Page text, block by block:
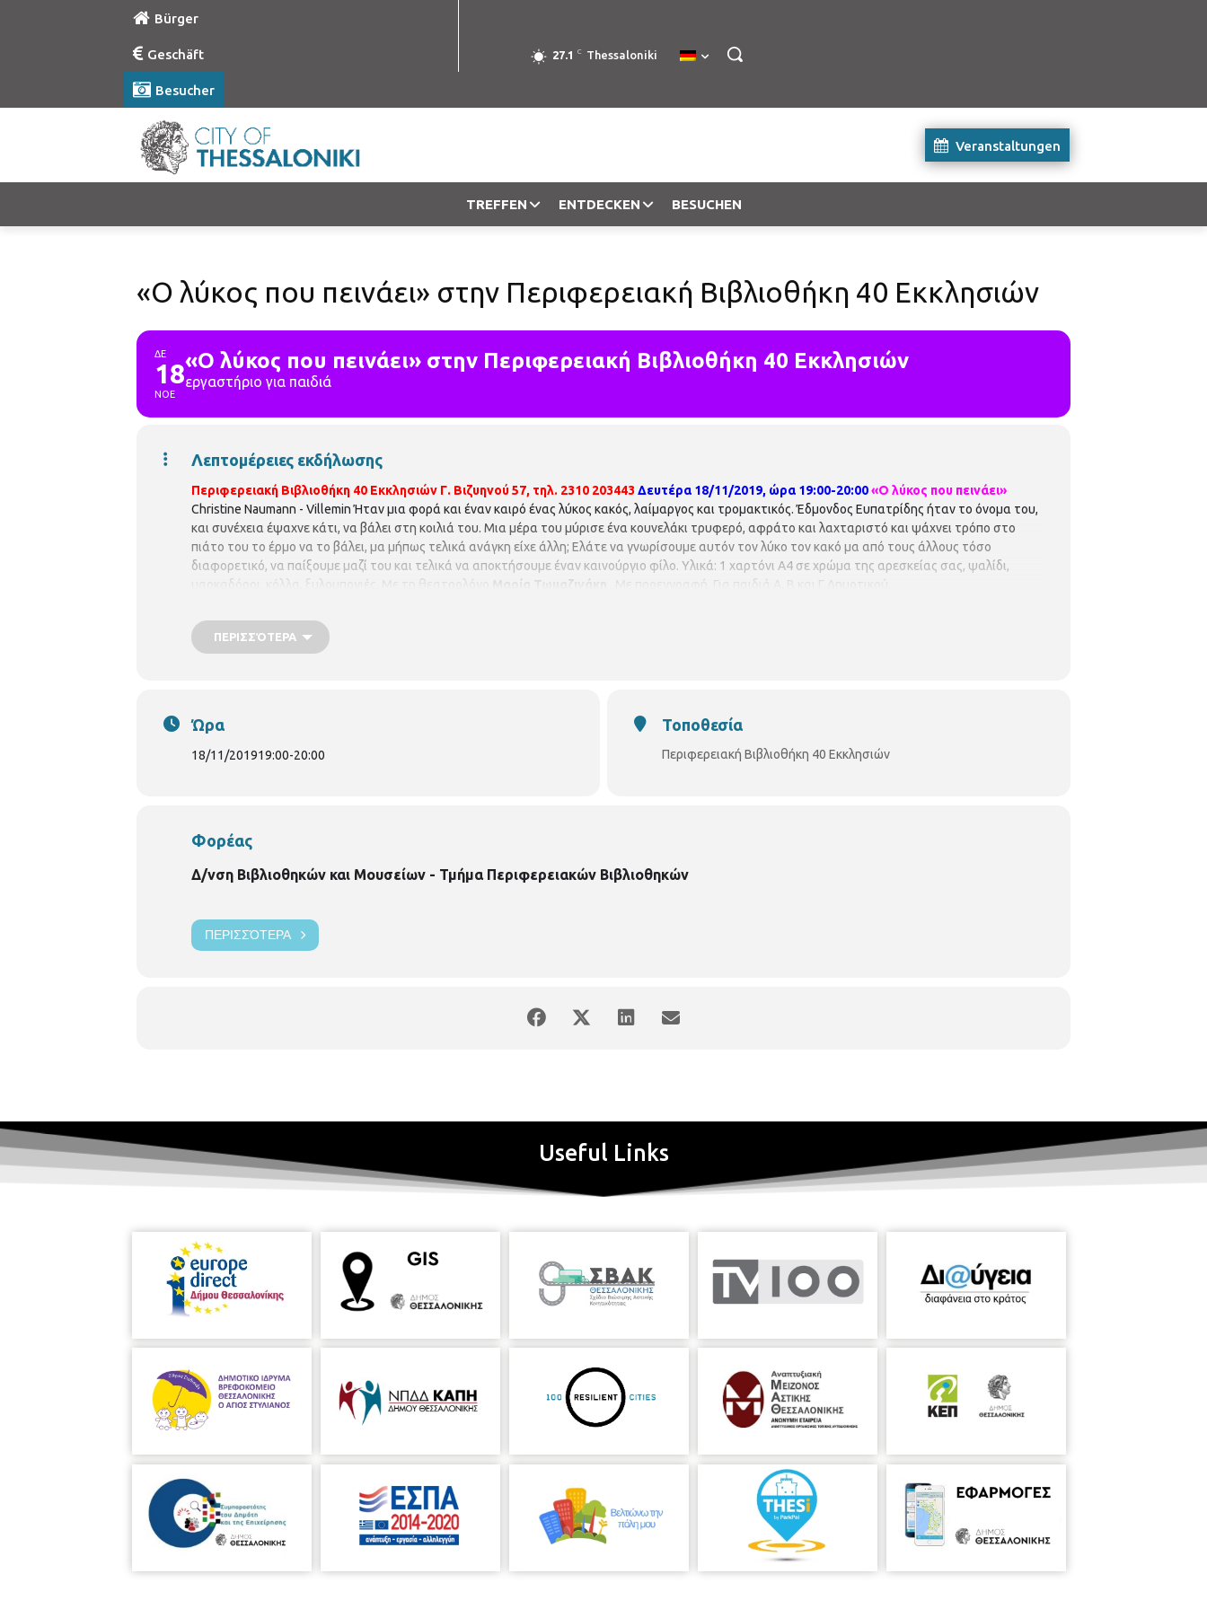
Bürger
Geschäft
Besucher
27.1 C Thessaloniki
Veranstaltungen
TREFFEN ENTDECKEN BESUCHEN
«Ο λύκος που πεινάει» στην Περιφερειακή Βιβλιοθήκη 40 Εκκλησιών
ΔΕ
18
ΝΟΕ
«Ο λύκος που πεινάει» στην Περιφερειακή Βιβλιοθήκη 40 Εκκλησιών
εργαστήριο για παιδιά
Λεπτομέρειες εκδήλωσης
Περιφερειακή Βιβλιοθήκη 40 Εκκλησιών Γ. Βιζυηνού 57, τηλ. 2310 203443 Δευτέρα 18/11/2019, ώρα 19:00-20:00«Ο λύκος που πεινάει»
Christine Naumann - Villemin Ήταν μια φορά και έναν καιρό ένας λύκος κακός, λαίμαργος και τρομακτικός. Έδμονδος Ευπατρίδης ήταν το όνομα του,
και συνέχεια έψαχνε κάτι, να βάλει στη κοιλιά του. Μια μέρα του μύρισε ένα κουνελάκι τρυφερό, αφράτο και λαχταριστό και ψάχνει τρόπο στο
πιάτο του το έρμο να το βάλει, μα μήπως τελικά ανάγκη είχε άλλη; Ελάτε να γνωρίσουμε αυτόν τον λύκο τον κακό μα από τους άλλους τόσο
διαφορετικό, να παίξουμε μαζί του και τελικά να αποκτήσουμε έναν καινούργιο φίλο. Υλικά: 1 χαρτόνι Α4 σε χρώμα της αρεσκείας σας, ψαλίδι,
μαρκαδόροι, κόλλα, ξυλομπογιές. Με τη θεατρολόγο
Μαρία Τωμαζινάκη Με προεγγραφή. Για παιδιά Α, Β και Γ Δημοτικού.
ΠΕΡΙΣΣΌΤΕΡΑ
Ώρα
18/11/201919:00-20:00
Τοποθεσία
Περιφερειακή Βιβλιοθήκη 40 Εκκλησιών
Φορέας
Δ/νση Βιβλιοθηκών και Μουσείων - Τμήμα Περιφερειακών Βιβλιοθηκών
ΠΕΡΙΣΣΌΤΕΡΑ
Useful Links